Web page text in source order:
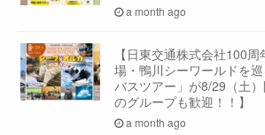
a month ago
【日東交通株式会社100
場・鴨川シーワールドを
バスツアー」が8/29（土
のグループも歓迎！！】
a month ago